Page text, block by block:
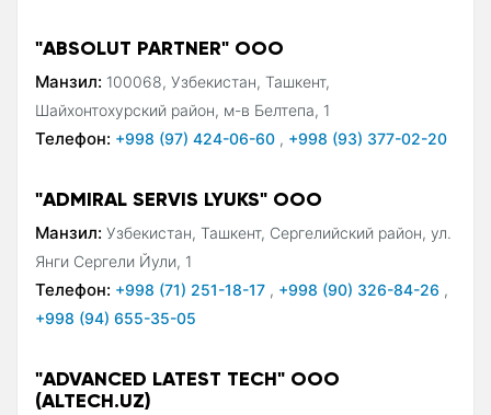
"ABSOLUT PARTNER" ООО
Манзил: 100068, Узбекистан, Ташкент,
Шайхонтохурский район, м-в Белтепа, 1
Телефон: +998 (97) 424-06-60 , +998 (93) 377-02-20
"ADMIRAL SERVIS LYUKS" ООО
Манзил: Узбекистан, Ташкент, Сергелийский район, ул.
Янги Сергели Йули, 1
Телефон: +998 (71) 251-18-17 , +998 (90) 326-84-26 ,
+998 (94) 655-35-05
"ADVANCED LATEST TECH" OOO
(ALTECH.UZ)